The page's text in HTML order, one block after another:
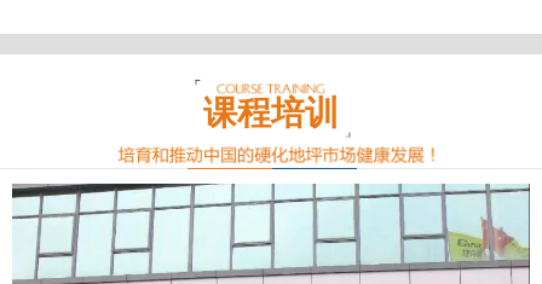
课程培训